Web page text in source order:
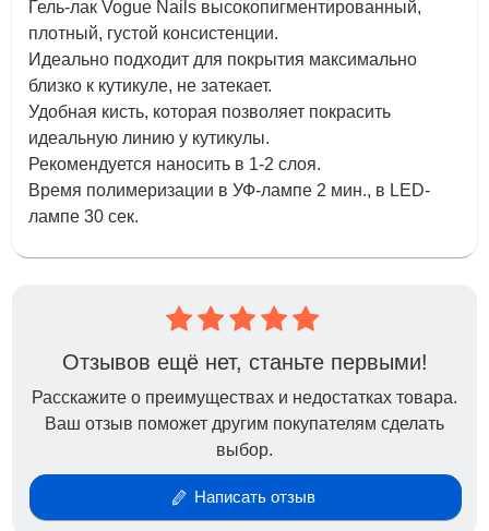
Гель-лак Vogue Nails высокопигментированный,
плотный, густой консистенции.
Идеально подходит для покрытия максимально
близко к кутикуле, не затекает.
Удобная кисть, которая позволяет покрасить
идеальную линию у кутикулы.
Рекомендуется наносить в 1-2 слоя.
Время полимеризации в УФ-лампе 2 мин., в LED-
лампе 30 сек.
Отзывов ещё нет, станьте первыми!
Расскажите о преимуществах и недостатках товара.
Ваш отзыв поможет другим покупателям сделать
выбор.
Написать отзыв